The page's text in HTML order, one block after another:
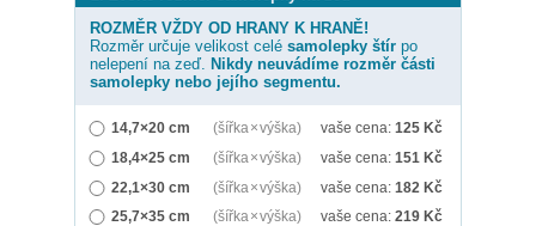
ROZMĚR VŽDY OD HRANY K HRANĚ!
Rozměr určuje velikost celé samolepky štír po
nelepení na zeď. Nikdy neuvádíme rozměr části
samolepky nebo jejího segmentu.
14,7×20 cm (šířka × výška) vaše cena: 125 Kč
18,4×25 cm
(šířka × výška) vaše cena: 151 Kč
22,1×30 cm
(šířka × výška) vaše cena: 182 Kč
25,7×35 cm
(šířka × výška) vaše cena: 219 Kč